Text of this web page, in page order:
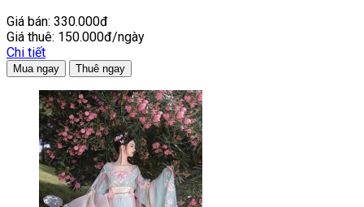
Giá bán: 330.000đ
Giá thuê: 150.000đ/ngày
Chi tiết
Mua ngay Thuê ngay